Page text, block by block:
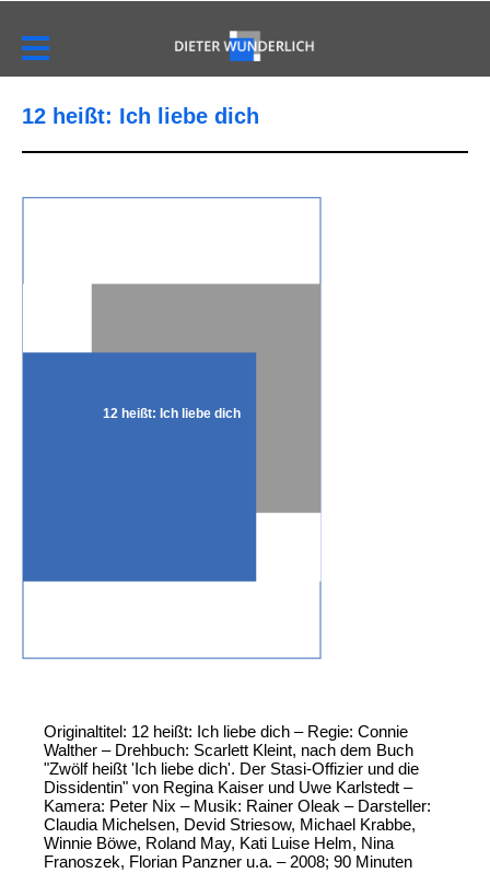
12 heißt: Ich liebe dich
12 heißt: Ich liebe dich
Originaltitel: 12 heißt: Ich liebe dich – Regie: Connie
Walther – Drehbuch: Scarlett Kleint, nach dem Buch
"Zwölf heißt 'Ich liebe dich'. Der Stasi-Offizier und die
Dissidentin" von Regina Kaiser und Uwe Karlstedt –
Kamera: Peter Nix – Musik: Rainer Oleak – Darsteller:
Claudia Michelsen, Devid Striesow, Michael Krabbe,
Winnie Böwe, Roland May, Kati Luise Helm, Nina
Franoszek, Florian Panzner u.a. – 2008; 90 Minuten